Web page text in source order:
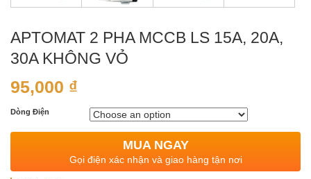
APTOMAT 2 PHA MCCB LS 15A, 20A,
30A KHÔNG VỎ
95,000 ₫
Dòng Điện
MUA NGAY
Gọi điện xác nhận và giao hàng tận nơi